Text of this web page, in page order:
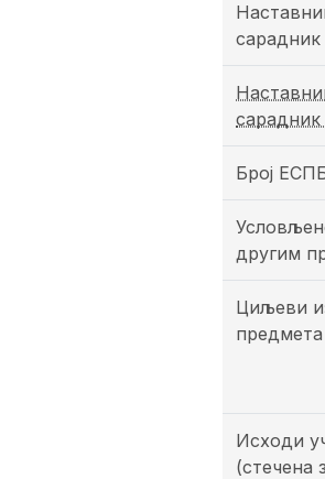
Број
другим
Циљеви
предмета
Исходи
(стечена